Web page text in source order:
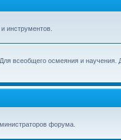
инструментов.
всеобщего осмеяния и научения.
форума.